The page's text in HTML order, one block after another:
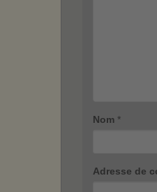
Nom *
Adresse de